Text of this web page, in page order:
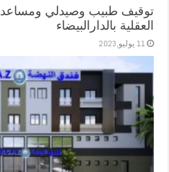
توقيف طبيب وصيدلي ومساعده
العقلية بالدارالبيضاء
11 يوليو,2023